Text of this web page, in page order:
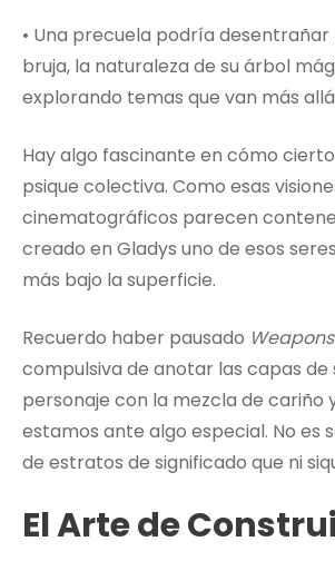
• Una precuela podría
bruja, la naturaleza de su árbol
explorando temas que van más
Hay algo fascinante en cómo
psique colectiva. Como esas
cinematográficos parecen
creado en Gladys uno de esos
más bajo la superficie.
Recuerdo haber pausado Weapons
compulsiva de anotar las capas de
personaje con la mezcla de cariño
estamos ante algo especial. No
de estratos de significado que ni
El Arte de